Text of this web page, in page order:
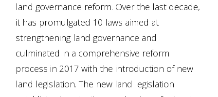
land governance reform. Over the last decade,
it has promulgated 10 laws aimed at
strengthening land governance and
culminated in a comprehensive reform
process in 2017 with the introduction of new
land legislation. The new land legislation